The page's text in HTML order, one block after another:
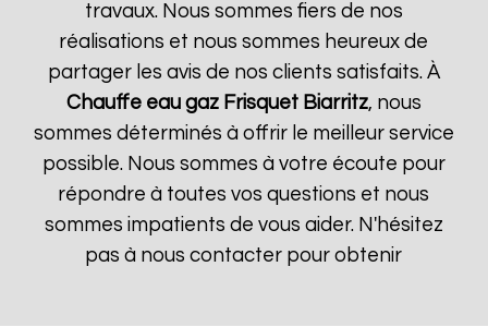
travaux. Nous sommes fiers de nos
réalisations et nous sommes heureux de
partager les avis de nos clients satisfaits. À
Chauffe eau gaz Frisquet Biarritz, nous
sommes déterminés à offrir le meilleur service
possible. Nous sommes à votre écoute pour
répondre à toutes vos questions et nous
sommes impatients de vous aider. N'hésitez
pas à nous contacter pour obtenir